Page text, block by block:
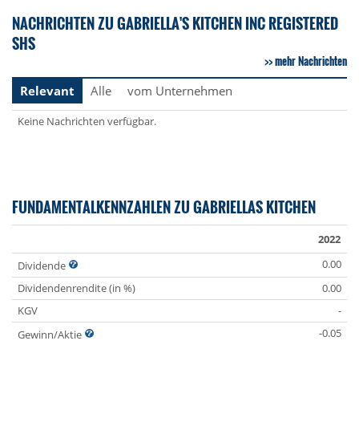
NACHRICHTEN ZU GABRIELLA'S KITCHEN INC REGISTERED
SHS
mehr Nachrichten
Relevant
Alle vom Unternehmen
Keine Nachrichten verfügbar.
FUNDAMENTALKENNZAHLEN ZU GABRIELLAS KITCHEN
2022
Dividende
0.00
Dividendenrendite (in %)
0.00
KGV
-
Gewinn/Aktie
-0.05